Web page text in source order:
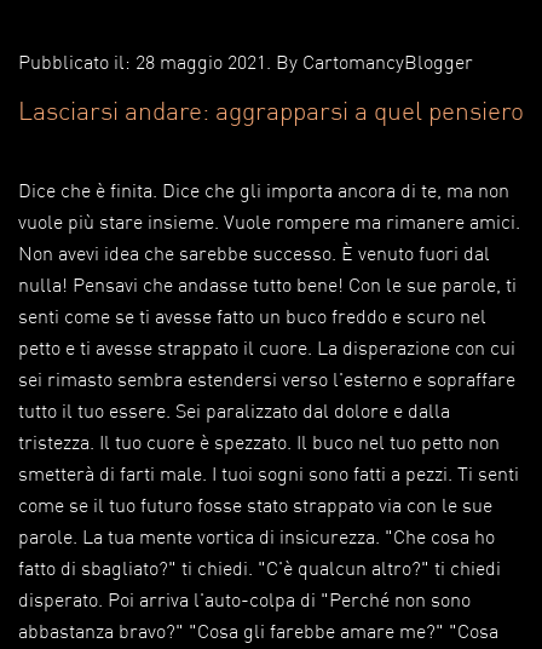
Pubblicato il: 28 maggio 2021 . By CartomancyBlogger
Lasciarsi andare: aggrapparsi a quel pensiero
Dice che è finita. Dice che gli importa ancora di te, ma non
vuole più stare insieme. Vuole rompere ma rimanere amici.
Non avevi idea che sarebbe successo. È venuto fuori dal
nulla! Pensavi che andasse tutto bene! Con le sue parole, ti
senti come se ti avesse fatto un buco freddo e scuro nel
petto e ti avesse strappato il cuore. La disperazione con cui
sei rimasto sembra estendersi verso l'esterno e sopraffare
tutto il tuo essere. Sei paralizzato dal dolore e dalla
tristezza. Il tuo cuore è spezzato. Il buco nel tuo petto non
smetterà di farti male. I tuoi sogni sono fatti a pezzi. Ti senti
come se il tuo futuro fosse stato strappato via con le sue
parole. La tua mente vortica di insicurezza. "Che cosa ho
fatto di sbagliato?" ti chiedi. "C'è qualcun altro?" ti chiedi
disperato. Poi arriva l'auto-colpa di "Perché non sono
abbastanza bravo?" "Cosa gli farebbe amare me?" "Cosa